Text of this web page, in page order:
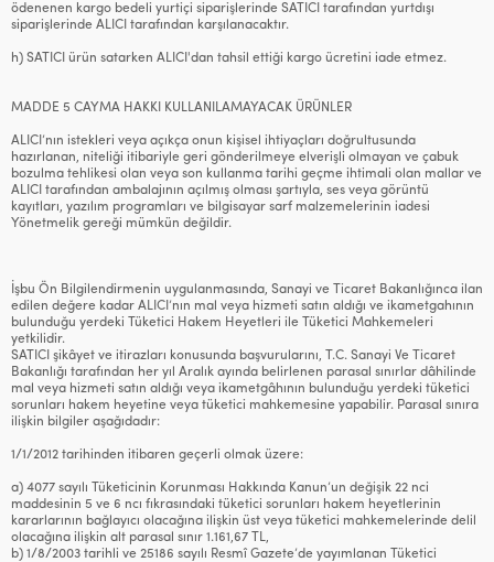
ödenenen kargo bedeli yurtiçi siparişlerinde SATICI tarafından yurtdışı
siparişlerinde ALICI tarafından karşılanacaktır.
h) SATICI ürün satarken ALICI'dan tahsil ettiği kargo ücretini iade etmez.
MADDE 5 CAYMA HAKKI KULLANILAMAYACAK ÜRÜNLER
ALICI’nın istekleri veya açıkça onun kişisel ihtiyaçları doğrultusunda
hazırlanan, niteliği itibariyle geri gönderilmeye elverişli olmayan ve çabuk
bozulma tehlikesi olan veya son kullanma tarihi geçme ihtimali olan mallar ve
ALICI tarafından ambalajının açılmış olması şartıyla, ses veya görüntü
kayıtları, yazılım programları ve bilgisayar sarf malzemelerinin iadesi
Yönetmelik gereği mümkün değildir.
İşbu Ön Bilgilendirmenin uygulanmasında, Sanayi ve Ticaret Bakanlığınca ilan
edilen değere kadar ALICI’nın mal veya hizmeti satın aldığı ve ikametgahının
bulunduğu yerdeki Tüketici Hakem Heyetleri ile Tüketici Mahkemeleri
yetkilidir.
SATICI şikâyet ve itirazları konusunda başvurularını, T.C. Sanayi Ve Ticaret
Bakanlığı tarafından her yıl Aralık ayında belirlenen parasal sınırlar dâhilinde
mal veya hizmeti satın aldığı veya ikametgâhının bulunduğu yerdeki tüketici
sorunları hakem heyetine veya tüketici mahkemesine yapabilir. Parasal sınıra
ilişkin bilgiler aşağıdadır:
1/1/2012 tarihinden itibaren geçerli olmak üzere:
a) 4077 sayılı Tüketicinin Korunması Hakkında Kanun’un değişik 22 nci
maddesinin 5 ve 6 ncı fıkrasındaki tüketici sorunları hakem heyetlerinin
kararlarının bağlayıcı olacağına ilişkin üst veya tüketici mahkemelerinde delil
olacağına ilişkin alt parasal sınır 1.161,67 TL,
b) 1/8/2003 tarihli ve 25186 sayılı Resmî Gazete’de yayımlanan Tüketici